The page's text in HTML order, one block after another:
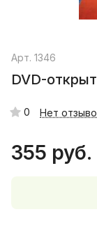
Арт. 1346
DVD-
0 Нет
355 руб.